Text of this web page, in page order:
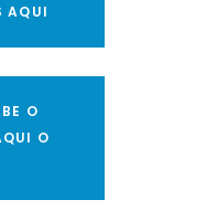
AQUI
O
O